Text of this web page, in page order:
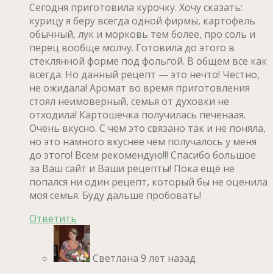
Сегодня приготовила курочку. Хочу сказать:
курицу я беру всегда одной фирмы, картофель
обычный, лук и морковь тем более, про соль и
перец вообще молчу. Готовила до этого в
стеклянной форме под фольгой. В общем все как
всегда. Но данный рецепт — это нечто! Честно,
не ожидала! Аромат во время приготовления
стоял неимоверный, семья от духовки не
отходила! Картошечка получилась печенаая.
Очень вкусно. С чем это связано так и не поняла,
но это намного вкуснее чем получалось у меня
до этого! Всем рекомендую!!! Спасибо большое
за Ваш сайт и Ваши рецепты! Пока ещё не
попался ни один рецепт, который бы не оценила
моя семья. Буду дальше пробовать!
Ответить
Светлана 9 лет назад